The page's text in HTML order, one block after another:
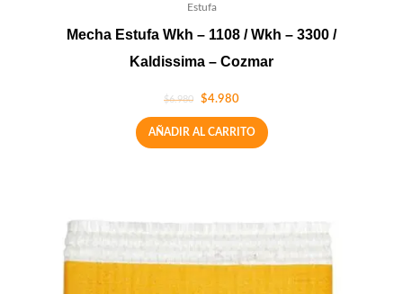
Estufa
Mecha Estufa Wkh – 1108 / Wkh – 3300 /
Kaldissima – Cozmar
$6.980 $4.980
AÑADIR AL CARRITO